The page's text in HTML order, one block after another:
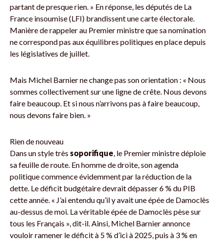
partant de presque rien. » En réponse, les députés de La
France insoumise (LFI) brandissent une carte électorale.
Manière de rappeler au Premier ministre que sa nomination
ne correspond pas aux équilibres politiques en place depuis
les législatives de juillet.
Mais Michel Barnier ne change pas son orientation : « Nous
sommes collectivement sur une ligne de crête. Nous devons
faire beaucoup. Et si nous n’arrivons pas à faire beaucoup,
nous devons faire bien. »
Rien de nouveau
Dans un style très soporifique , le Premier ministre déploie
sa feuille de route. En homme de droite, son agenda
politique commence évidemment par la réduction de la
dette. Le déficit budgétaire devrait dépasser 6 % du PIB
cette année. « J’ai entendu qu’il y avait une épée de Damoclès
au-dessus de moi. La véritable épée de Damoclès pèse sur
tous les Français », dit-il. Ainsi, Michel Barnier annonce
vouloir ramener le déficit à 5 % d’ici à 2025, puis à 3 % en